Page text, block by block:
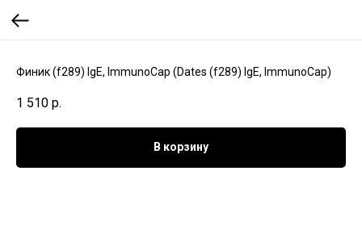
Финик (f289) IgE, ImmunoCap (Dates (f289) IgE, ImmunoCap)
1 510 р.
В корзину